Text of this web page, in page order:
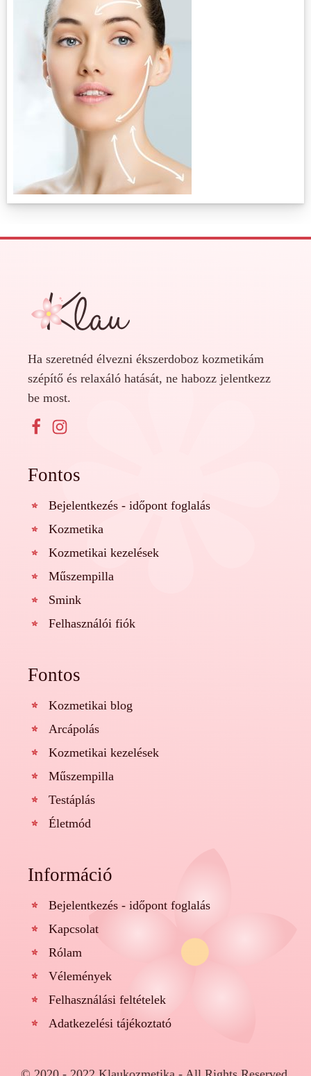
Ha szeretnéd élvezni ékszerdoboz kozmetikám
szépítő és relaxáló hatását, ne habozz jelentkezz
be most.
Fontos
Bejelentkezés - időpont foglalás
Kozmetika
Kozmetikai kezelések
Műszempilla
Smink
Felhasználói fiók
Fontos
Kozmetikai blog
Arcápolás
Kozmetikai kezelések
Műszempilla
Testáplás
Életmód
Információ
Bejelentkezés - időpont foglalás
Kapcsolat
Rólam
Vélemények
Felhasználási feltételek
Adatkezelési tájékoztató